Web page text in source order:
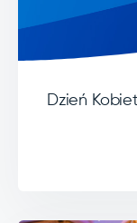
Dzień